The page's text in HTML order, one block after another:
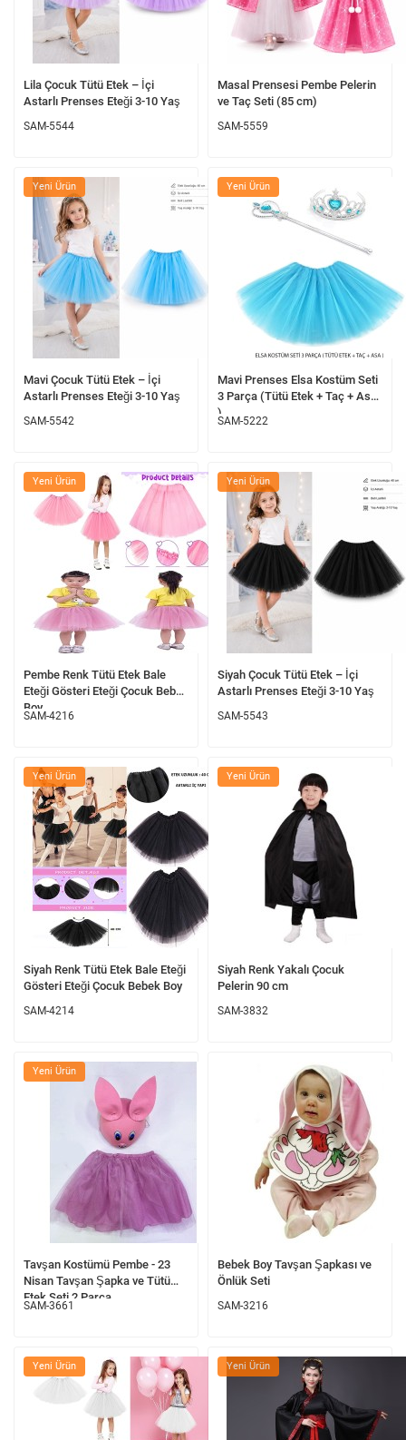
Lila Çocuk Tütü Etek – İçi
Astarlı Prenses Eteği 3-10 Yaş
SAM-5544
Masal Prensesi Pembe Pelerin
ve Taç Seti (85 cm)
SAM-5559
Yeni Ürün
Mavi Çocuk Tütü Etek – İçi
Astarlı Prenses Eteği 3-10 Yaş
SAM-5542
Yeni Ürün
Mavi Prenses Elsa Kostüm Seti
3 Parça (Tütü Etek + Taç + Asa
)
SAM-5222
Yeni Ürün
Pembe Renk Tütü Etek Bale
Eteği Gösteri Eteği Çocuk Bebek
Boy
SAM-4216
Yeni Ürün
Siyah Çocuk Tütü Etek – İçi
Astarlı Prenses Eteği 3-10 Yaş
SAM-5543
Yeni Ürün
Siyah Renk Tütü Etek Bale Eteği
Gösteri Eteği Çocuk Bebek Boy
SAM-4214
Yeni Ürün
Siyah Renk Yakalı Çocuk
Pelerin 90 cm
SAM-3832
Yeni Ürün
Tavşan Kostümü Pembe - 23
Nisan Tavşan Şapka ve Tütü
Etek Seti 2 Parça
SAM-3661
Bebek Boy Tavşan Şapkası ve
Önlük Seti
SAM-3216
Yeni Ürün Yeni Ürün